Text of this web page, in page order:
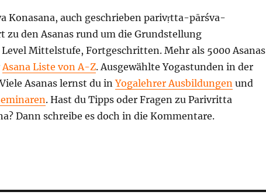
Konasana, auch geschrieben parivṛtta-pārśva-
zu den Asanas rund um die Grundstellung
Level Mittelstufe, Fortgeschritten. Mehr als 5000 Asanas
Asana Liste von A-Z. Ausgewählte Yogastunden in der
Asanas lernst du inYogalehrer Ausbildungen und
. Hast du Tipps oder Fragen zu Parivritta
Dann schreibe es doch in die Kommentare.